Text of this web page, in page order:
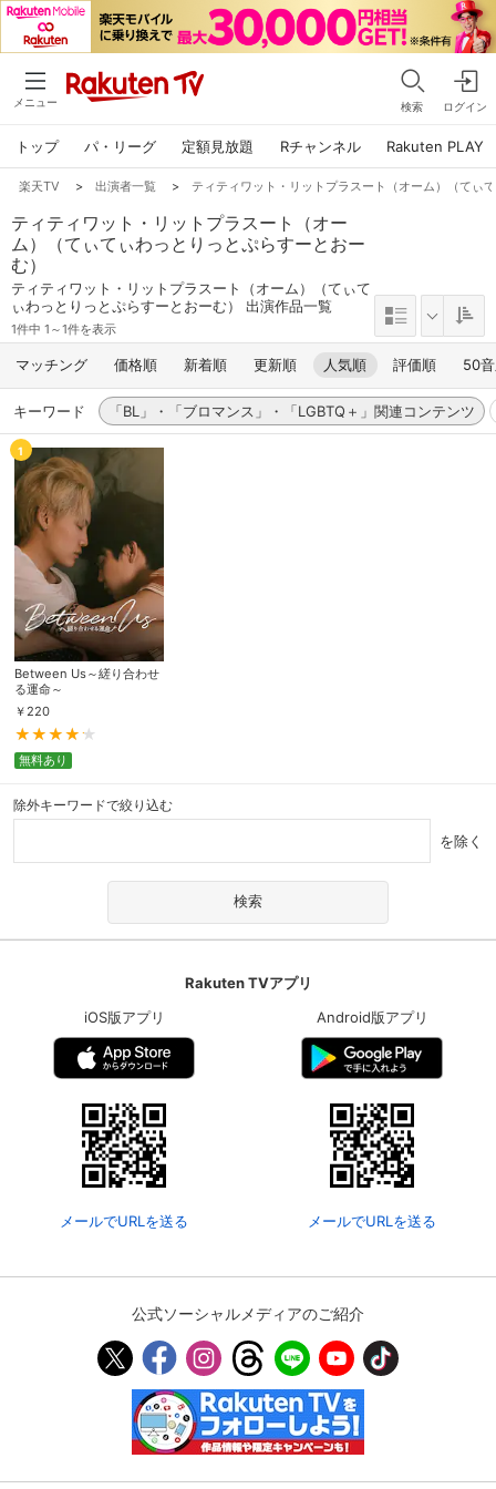
メニュー 検索 ログイン
トップ パ・リーグ 定額見放題 Rチャンネル Rakuten PLAY
楽天TV > 出演者一覧 > ティティワット・リットプラスート（オーム）（てぃ
ティティワット・リットプラスート（オー
ム）（てぃてぃわっとりっとぷらすーとおー
む）
ティティワット・リットプラスート（オーム）（てぃて
ぃわっとりっとぷらすーとおーむ） 出演作品一覧
1件中 1～1件を表示
マッチング 価格順 新着順 更新順 人気順 評価順 50
キーワード 「BL」・「ブロマンス」・「LGBTQ＋」関連コンテンツ
1
Between Us～縒り合わせ
る運命～
￥ 220
無料あり
除外キーワードで絞り込む
を除く
Rakuten TVアプリ
iOS版アプリ
メールでURLを送る
Android版アプリ
メールでURLを送る
公式ソーシャルメディアのご紹介